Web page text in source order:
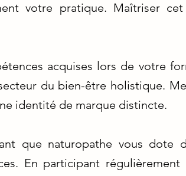
votre pratique. Maîtriser
acquises lors de votre
du bien-être holistique.
identité de marque distincte.
que naturopathe vous dote
En participant